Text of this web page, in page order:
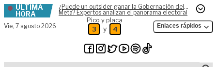
Skip to content
ÚLTIMA
HORA
¿Puede un outsider ganar la Gobernación del
Meta? Expertos analizan el panorama electoral
Vie, 7 agosto 2026
Pico y placa
3 y 4 Enlaces rápidos